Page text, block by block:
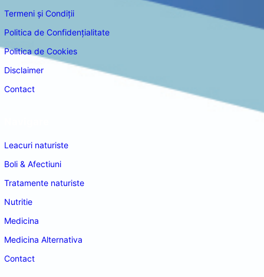
Termeni și Condiții
Politica de Confidențialitate
Politica de Cookies
Disclaimer
Contact
Leacuri naturiste
Boli & Afectiuni
Tratamente naturiste
Nutritie
Medicina
Medicina Alternativa
Contact